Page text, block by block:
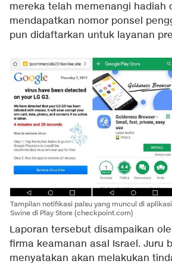
mereka telah memenangi hadiah
mendapatkan nomor ponsel
pun didaftarkan untuk layanan
Tampilan notifikasi palsu yang muncul di
Swine di Play Store (checkpoint.com)
Laporan tersebut disampaikan
firma keamanan asal Israel. Juru
menyatakan akan melakukan